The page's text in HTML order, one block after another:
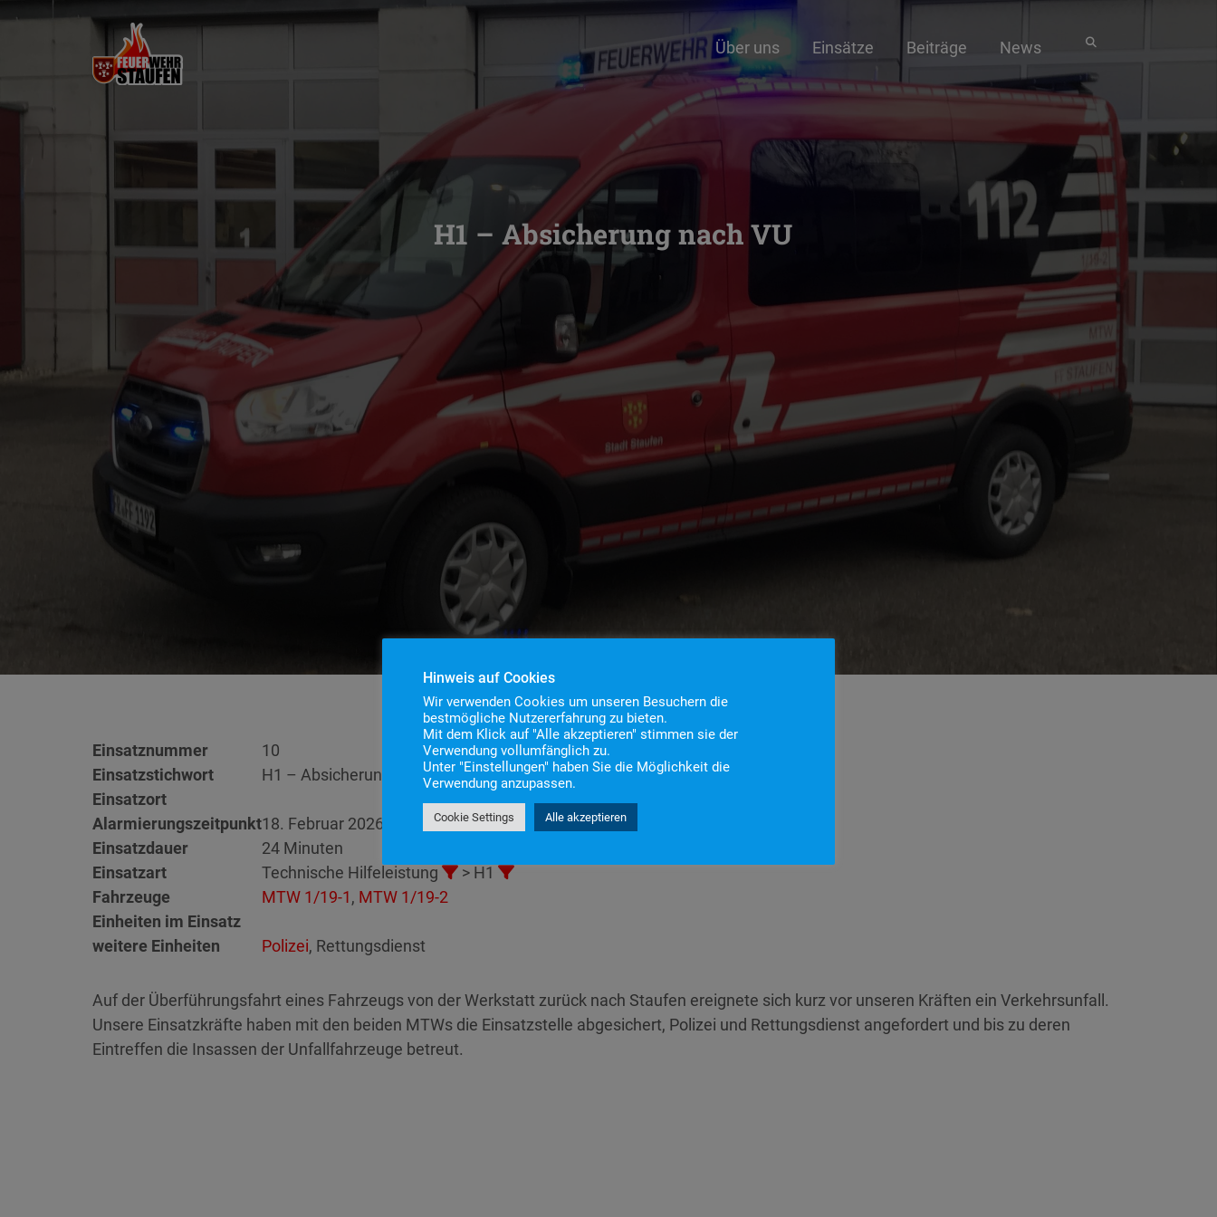
Über uns Einsätze Beiträge News
H1 – Absicherung nach VU
Einsatznummer
10
Einsatzstichwort
H1 – Absicherung nach VU
Einsatzort
Alarmierungszeitpunkt18. Februar 2026 16:36
Einsatzdauer
24 Minuten
Einsatzart
Technische Hilfeleistung
> H1
Fahrzeuge
MTW 1/19-1, MTW 1/19-2
Einheiten im Einsatz
weitere Einheiten
Polizei, Rettungsdienst
Auf der Überführungsfahrt eines Fahrzeugs von der Werkstatt zurück nach Staufen ereignete sich kurz vor unseren Kräften ein Verkehrsunfall.
Unsere Einsatzkräfte haben mit den beiden MTWs die Einsatzstelle abgesichert, Polizei und Rettungsdienst angefordert und bis zu deren
Eintreffen die Insassen der Unfallfahrzeuge betreut.
Hinweis auf Cookies
Wir verwenden Cookies um unseren Besuchern die
bestmögliche Nutzererfahrung zu bieten.
Mit dem Klick auf "Alle akzeptieren" stimmen sie der
Verwendung vollumfänglich zu.
Unter "Einstellungen" haben Sie die Möglichkeit die
Verwendung anzupassen.
Cookie Settings Alle akzeptieren